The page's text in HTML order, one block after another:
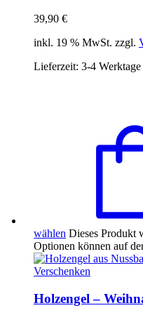
39,90 €
inkl. 19 % MwSt. zzgl.
Lieferzeit: 3-4 Werktage
wählen Dieses Produkt
Optionen können auf
Holzengel –